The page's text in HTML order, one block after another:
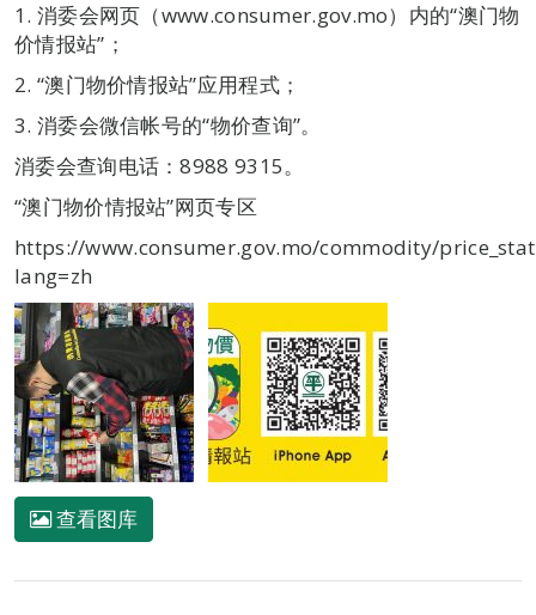
1. 消委会网页（www.consumer.gov.mo）内的“澳门物
价情报站”；
2. “澳门物价情报站”应用程式；
3. 消委会微信帐号的“物价查询”。
消委会查询电话：8988 9315。
“澳门物价情报站”网页专区
https://www.consumer.gov.mo/commodity/
lang=zh
查看图库